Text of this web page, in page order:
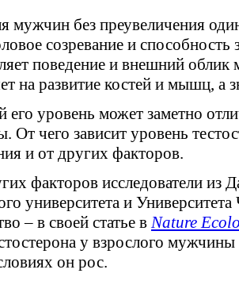
мужчин без преувеличения
созревание и способность
поведение и внешний
на развитие костей и мышц, а
уровень может заметно
От чего зависит уровень
и от других факторов.
факторов исследователи из
университета и
– в своей статье в Nature
у взрослого мужчины
он рос.